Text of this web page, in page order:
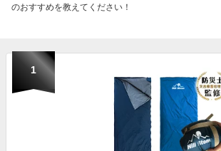
のおすすめを教えてください！
1